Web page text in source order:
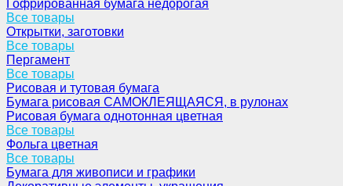
Гофрированная бумага недорогая
Все товары
Открытки, заготовки
Все товары
Пергамент
Все товары
Рисовая и тутовая бумага
Бумага рисовая САМОКЛЕЯЩАЯСЯ, в рулонах
Рисовая бумага однотонная цветная
Все товары
Фольга цветная
Все товары
Бумага для живописи и графики